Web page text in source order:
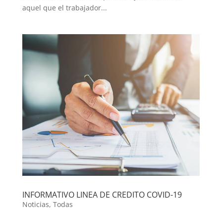
aquel que el trabajador...
INFORMATIVO LINEA DE CREDITO COVID-19
Noticias, Todas